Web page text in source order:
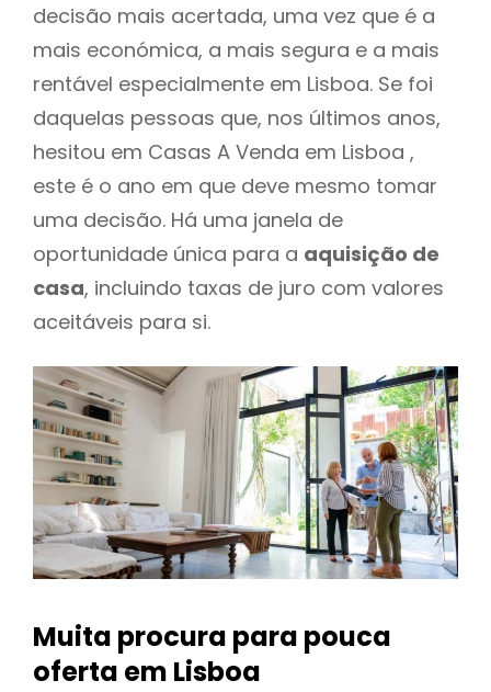
decisão mais acertada, uma vez que é a
mais económica, a mais segura e a mais
rentável especialmente em Lisboa. Se foi
daquelas pessoas que, nos últimos anos,
hesitou em Casas A Venda em Lisboa ,
este é o ano em que deve mesmo tomar
uma decisão. Há uma janela de
oportunidade única para a aquisição de
casa, incluindo taxas de juro com valores
aceitáveis para si.
Muita procura para pouca
oferta em Lisboa